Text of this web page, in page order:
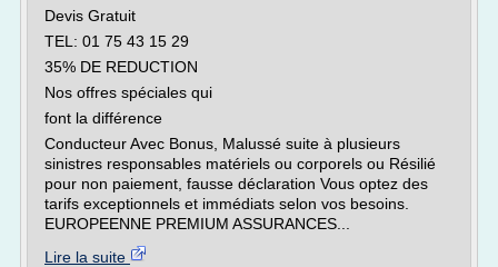
Devis Gratuit
TEL: 01 75 43 15 29
35% DE REDUCTION
Nos offres spéciales qui
font la différence
Conducteur Avec Bonus, Malussé suite à plusieurs
sinistres responsables matériels ou corporels ou Résilié
pour non paiement, fausse déclaration Vous optez des
tarifs exceptionnels et immédiats selon vos besoins.
EUROPEENNE PREMIUM ASSURANCES...
Lire la suite